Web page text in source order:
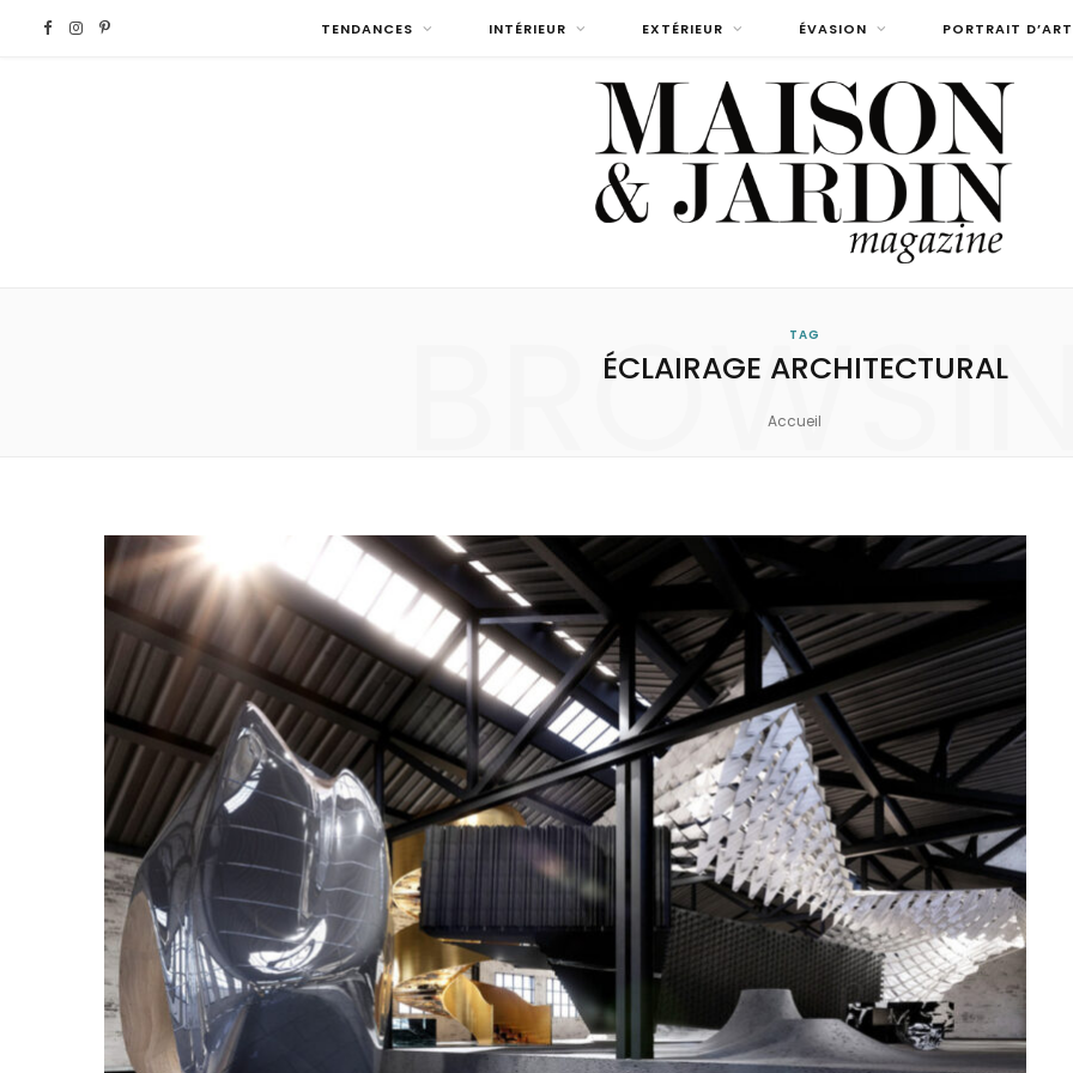
F I P TENDANCES INTÉRIEUR EXTÉRIEUR ÉVASION PORTRAIT
TAG
ÉCLAIRAGE ARCHITECTURAL
Accueil